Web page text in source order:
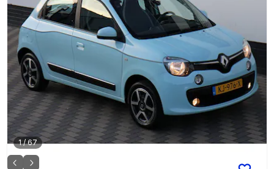
1/67